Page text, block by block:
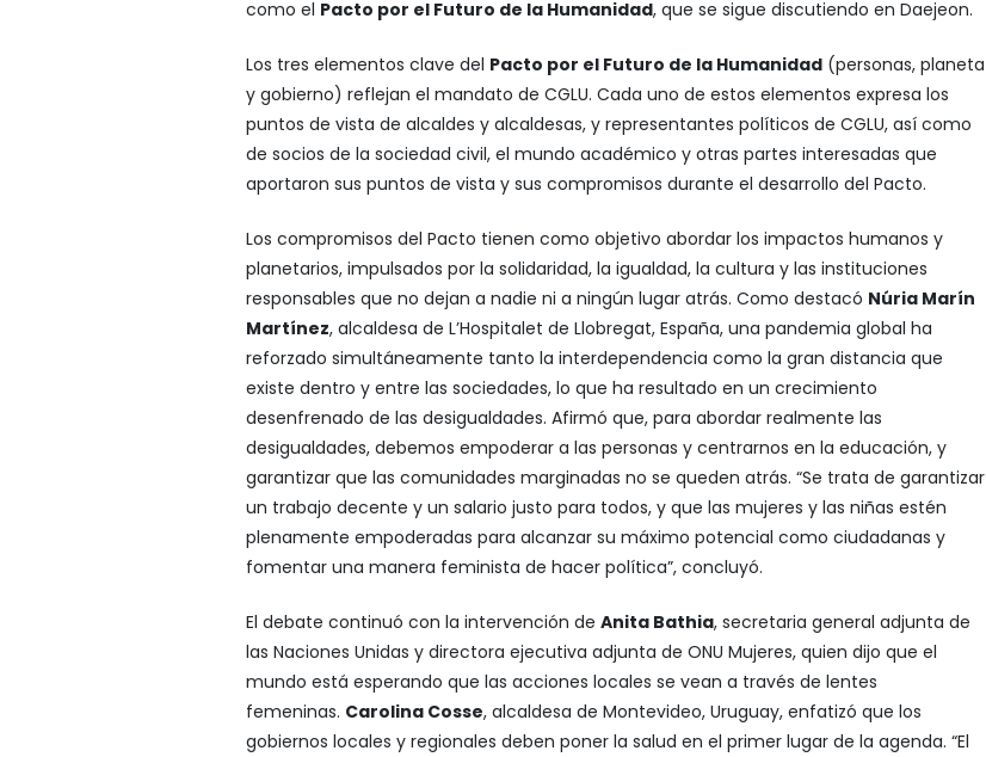
como el Pacto por el Futuro de la Humanidad, que se sigue discutiendo en Daejeon.
Los tres elementos clave del Pacto por el Futuro de la Humanidad (personas, planeta
y gobierno) reflejan el mandato de CGLU. Cada uno de estos elementos expresa los
puntos de vista de alcaldes y alcaldesas, y representantes políticos de CGLU, así como
de socios de la sociedad civil, el mundo académico y otras partes interesadas que
aportaron sus puntos de vista y sus compromisos durante el desarrollo del Pacto.
Los compromisos del Pacto tienen como objetivo abordar los impactos humanos y
planetarios, impulsados ​​​​por la solidaridad, la igualdad, la cultura y las instituciones
responsables que no dejan a nadie ni a ningún lugar atrás. Como destacó Núria Marín
Martínez, alcaldesa de L’Hospitalet de Llobregat, España, una pandemia global ha
reforzado simultáneamente tanto la interdependencia como la gran distancia que
existe dentro y entre las sociedades, lo que ha resultado en un crecimiento
desenfrenado de las desigualdades. Afirmó que, para abordar realmente las
desigualdades, debemos empoderar a las personas y centrarnos en la educación, y
garantizar que las comunidades marginadas no se queden atrás. “Se trata de garantizar
un trabajo decente y un salario justo para todos, y que las mujeres y las niñas estén
plenamente empoderadas para alcanzar su máximo potencial como ciudadanas y
fomentar una manera feminista de hacer política”, concluyó.
El debate continuó con la intervención de Anita Bathia, secretaria general adjunta de
las Naciones Unidas y directora ejecutiva adjunta de ONU Mujeres, quien dijo que el
mundo está esperando que las acciones locales se vean a través de lentes
femeninas. Carolina Cosse, alcaldesa de Montevideo, Uruguay, enfatizó que los
gobiernos locales y regionales deben poner la salud en el primer lugar de la agenda. “El